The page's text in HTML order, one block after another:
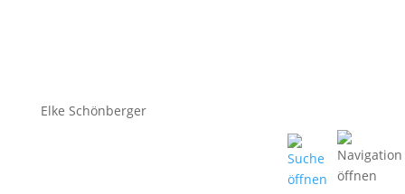
Elke Schönberger